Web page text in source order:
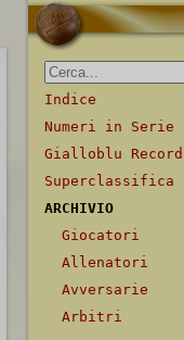
Indice
Numeri in Serie
Gialloblu Record
Superclassifica
ARCHIVIO
Giocatori
Allenatori
Avversarie
Arbitri